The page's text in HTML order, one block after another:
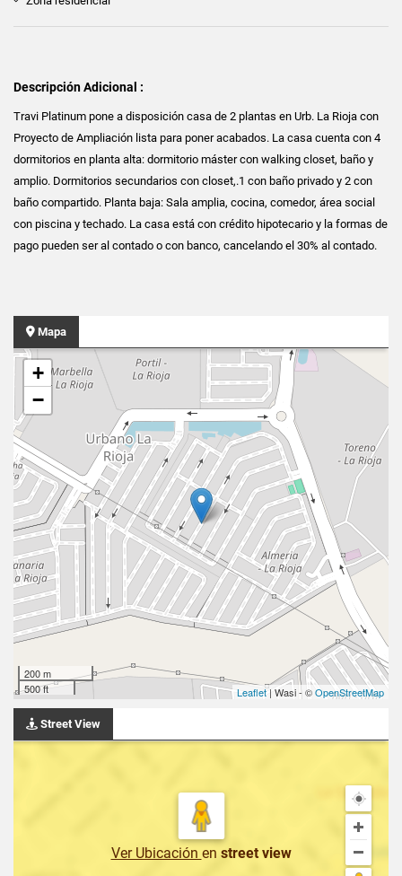
Descripción Adicional :
Travi Platinum pone a disposición casa de 2 plantas en Urb. La Rioja con
Proyecto de Ampliación lista para poner acabados. La casa cuenta con 4
dormitorios en planta alta: dormitorio máster con walking closet, baño y
amplio. Dormitorios secundarios con closet,.1 con baño privado y 2 con
baño compartido. Planta baja: Sala amplia, cocina, comedor, área social
con piscina y techado. La casa está con crédito hipotecario y la formas de
pago pueden ser al contado o con banco, cancelando el 30% al contado.
Mapa
+
−
200 m
500 ft
Leaflet| Wasi - ©OpenStreetMap
Street View
Ver Ubicación en street view